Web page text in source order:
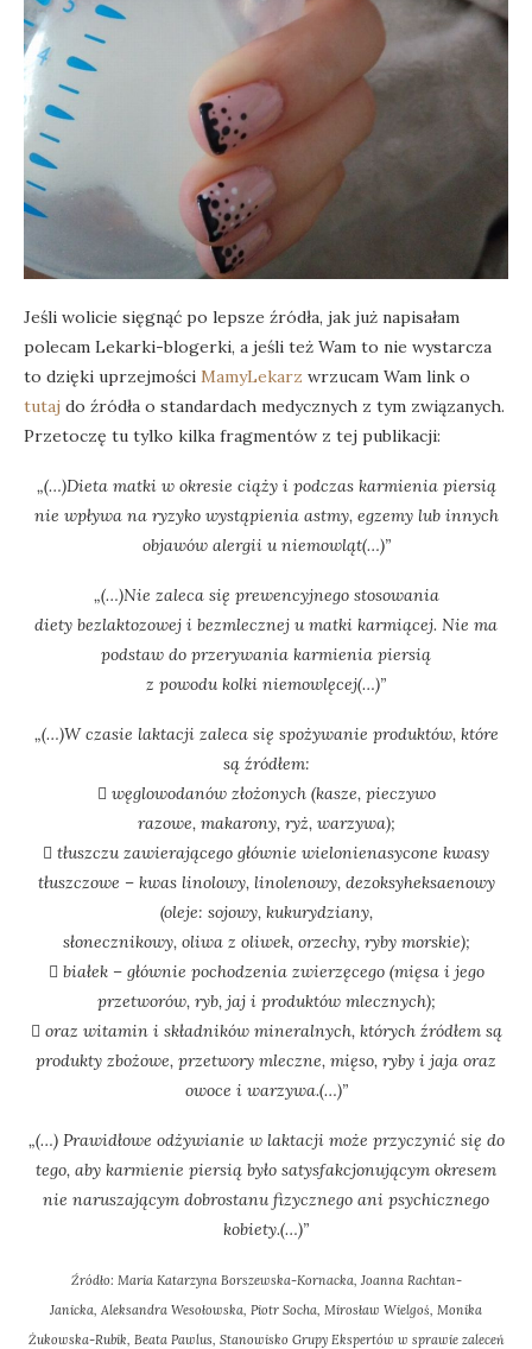
Jeśli wolicie sięgnąć po lepsze źródła, jak już napisałam
polecam Lekarki-blogerki, a jeśli też Wam to nie wystarcza
to dzięki uprzejmości MamyLekarz wrzucam Wam link o
tutaj do źródła o standardach medycznych z tym związanych.
Przetoczę tu tylko kilka fragmentów z tej publikacji:
„(…)Dieta matki w okresie ciąży i podczas karmienia piersią
nie wpływa na ryzyko wystąpienia astmy, egzemy lub innych
objawów alergii u niemowląt(…)”
„(…)Nie zaleca się prewencyjnego stosowania
diety bezlaktozowej i bezmlecznej u matki karmiącej. Nie ma
podstaw do przerywania karmienia piersią
z powodu kolki niemowlęcej(…)”
„(…)W czasie laktacji zaleca się spożywanie produktów, które
są źródłem:
 węglowodanów złożonych (kasze, pieczywo
razowe, makarony, ryż, warzywa);
 tłuszczu zawierającego głównie wielonienasycone kwasy
tłuszczowe – kwas linolowy, linolenowy, dezoksyheksaenowy
(oleje: sojowy, kukurydziany,
słonecznikowy, oliwa z oliwek, orzechy, ryby morskie);
 białek – głównie pochodzenia zwierzęcego (mięsa i jego
przetworów, ryb, jaj i produktów mlecznych);
 oraz witamin i składników mineralnych, których źródłem są
produkty zbożowe, przetwory mleczne, mięso, ryby i jaja oraz
owoce i warzywa.(…)”
„(…) Prawidłowe odżywianie w laktacji może przyczynić się do
tego, aby karmienie piersią było satysfakcjonującym okresem
nie naruszającym dobrostanu fizycznego ani psychicznego
kobiety.(…)”
Źródło: Maria Katarzyna Borszewska-Kornacka, Joanna Rachtan-
Janicka, Aleksandra Wesołowska, Piotr Socha, Mirosław Wielgoś, Monika
Żukowska-Rubik, Beata Pawlus, Stanowisko Grupy Ekspertów w sprawie zaleceń